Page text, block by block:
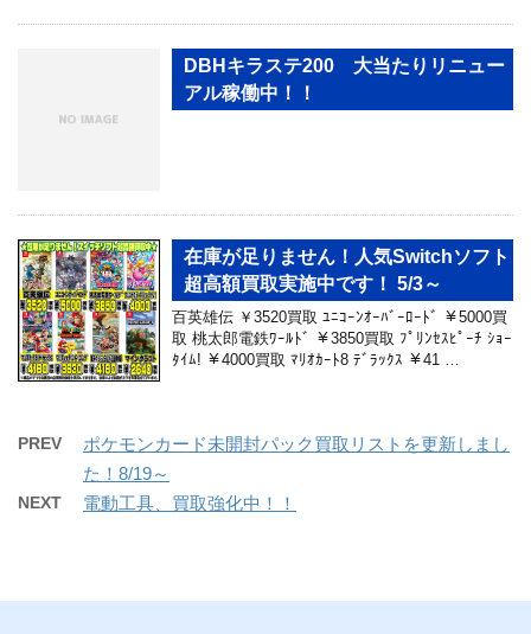
DBHキラステ200 大当たりリニュー
アル稼働中！！
在庫が足りません！人気Switchソフト
超高額買取実施中です！ 5/3～
百英雄伝 ￥3520買取 ﾕﾆｺｰﾝｵｰﾊﾞｰﾛｰﾄﾞ ￥5000買
取 桃太郎電鉄ﾜｰﾙﾄﾞ ￥3850買取 ﾌﾟﾘﾝｾｽﾋﾟｰﾁ ｼｮｰ
ﾀｲﾑ! ￥4000買取 ﾏﾘｵｶｰﾄ8 ﾃﾞﾗｯｸｽ ￥41 …
PREV
ポケモンカード未開封パック買取リストを更新しまし
た！8/19～
NEXT 電動工具、買取強化中！！